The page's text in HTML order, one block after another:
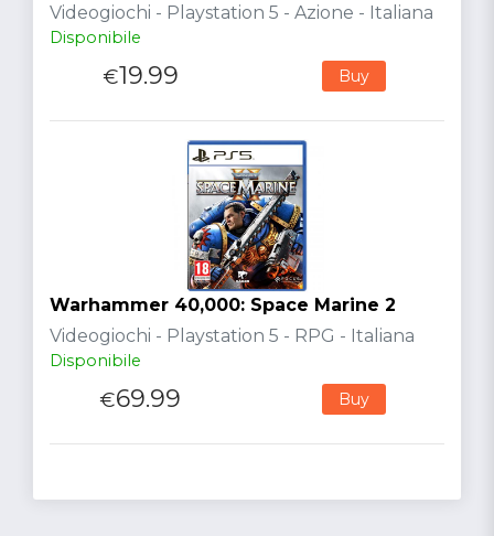
Videogiochi - Playstation 5 - Azione - Italiana
Disponibile
€19.99 Buy
Warhammer 40,000: Space Marine 2
Videogiochi - Playstation 5 - RPG - Italiana
Disponibile
€69.99 Buy